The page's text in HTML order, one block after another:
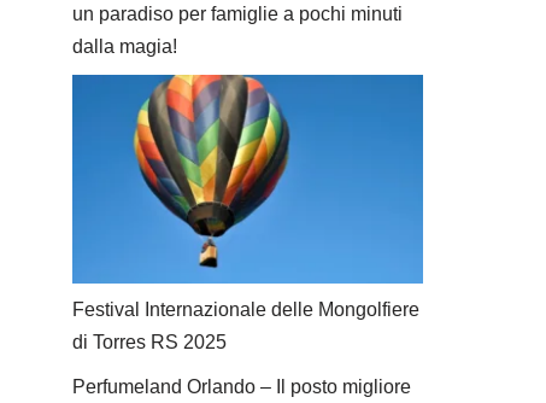
un paradiso per famiglie a pochi minuti
dalla magia!
Festival Internazionale delle Mongolfiere
di Torres RS 2025
Perfumeland Orlando – Il posto migliore